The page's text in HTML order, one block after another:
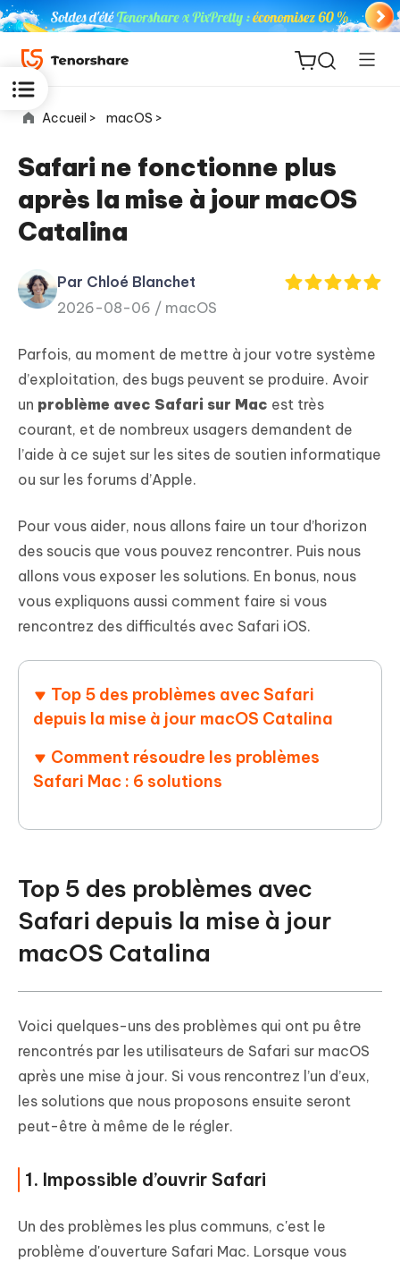
ReiBoot
for iOS
PDNob
PDF
New
iAnyGo
Accueil > macOS >
Safari ne fonctionne plus
après la mise à jour macOS
Catalina
Par Chloé Blanchet
2026-08-06 / macOS
Parfois, au moment de mettre à jour votre système
d’exploitation, des bugs peuvent se produire. Avoir
un problème avec Safari sur Mac est très
courant, et de nombreux usagers demandent de
l’aide à ce sujet sur les sites de soutien informatique
ou sur les forums d’Apple.
Pour vous aider, nous allons faire un tour d’horizon
des soucis que vous pouvez rencontrer. Puis nous
allons vous exposer les solutions. En bonus, nous
vous expliquons aussi comment faire si vous
rencontrez des difficultés avec Safari iOS.
Top 5 des problèmes avec Safari
depuis la mise à jour macOS Catalina
Comment résoudre les problèmes
Safari Mac : 6 solutions
Top 5 des problèmes avec
Safari depuis la mise à jour
macOS Catalina
Voici quelques-uns des problèmes qui ont pu être
rencontrés par les utilisateurs de Safari sur macOS
après une mise à jour. Si vous rencontrez l’un d’eux,
les solutions que nous proposons ensuite seront
peut-être à même de le régler.
1. Impossible d’ouvrir Safari
Un des problèmes les plus communs, c'est le
problème d'ouverture Safari Mac. Lorsque vous